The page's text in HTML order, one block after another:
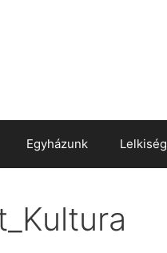
Egyházunk Lelkiség